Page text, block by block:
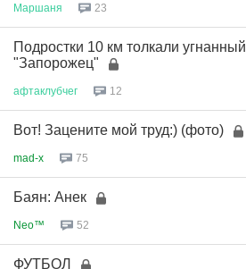
Маршаня 23
Подростки 10 км толкали угнанный
"Запорожец"
афтаклубчег 12
Вот! Зацените мой труд:) (фото)
mad-x 75
Баян: Анек
Neo™ 52
ФУТБОЛ